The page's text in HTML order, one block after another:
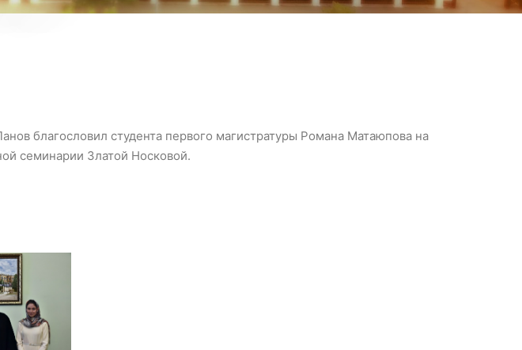
благословил студента первого магистратуры Романа Матаюпова на
семинарии Златой Носковой.